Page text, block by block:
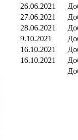
26.06.2021
27.06.2021
28.06.2021
9.10.2021
16.10.2021
16.10.2021